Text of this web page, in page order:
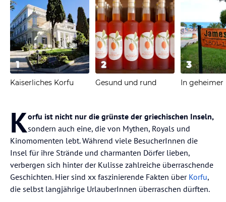
1
Kaiserliches Korfu
2
Gesund und rund
3
In geheimer
Korfu ist nicht nur die grünste der griechischen Inseln,
sondern auch eine, die von Mythen, Royals und
Kinomomenten lebt. Während viele BesucherInnen die
Insel für ihre Strände und charmanten Dörfer lieben,
verbergen sich hinter der Kulisse zahlreiche überraschende
Geschichten. Hier sind xx faszinierende Fakten über Korfu,
die selbst langjährige UrlauberInnen überraschen dürften.